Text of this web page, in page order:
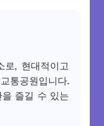
, 현대적이고
통공원입니다.
즐길 수 있는